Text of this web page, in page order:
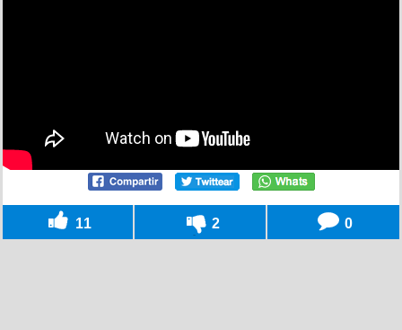
11 2 0